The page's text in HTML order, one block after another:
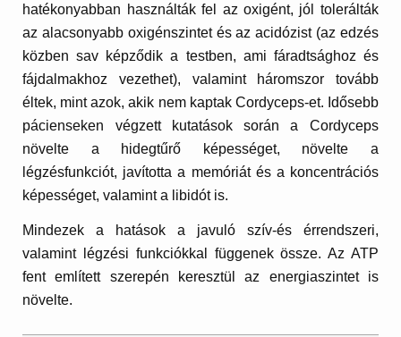
hatékonyabban használták fel az oxigént, jól tolerálták
az alacsonyabb oxigénszintet és az acidózist (az edzés
közben sav képződik a testben, ami fáradtsághoz és
fájdalmakhoz vezethet), valamint háromszor tovább
éltek, mint azok, akik nem kaptak Cordyceps-et. Idősebb
pácienseken végzett kutatások során a Cordyceps
növelte a hidegtűrő képességet, növelte a
légzésfunkciót, javította a memóriát és a koncentrációs
képességet, valamint a libidót is.
Mindezek a hatások a javuló szív-és érrendszeri,
valamint légzési funkciókkal függenek össze. Az ATP
fent említett szerepén keresztül az energiaszintet is
növelte.